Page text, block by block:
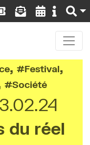
, Festival,
Société
du réel